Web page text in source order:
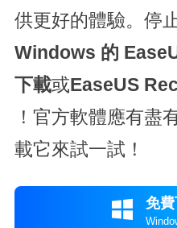
供更好的體驗。停
Windows 的
下載或EaseUS
！官方軟體應有盡
載它來試一試！
 免